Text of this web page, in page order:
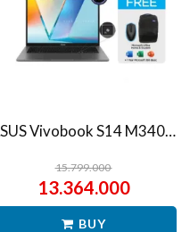
ASUS Vivobook S14 M3407HA Ryzen 7 260 1TB SSD 16GB WUXGA IPS Win11+OHS
15.799.000
13.364.000
BUY